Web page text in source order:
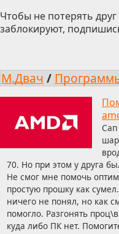
Чтобы не потерять
заблокируют,
М.Двач /
Сап
70. Но при этом у друга
Не смог мне помочь
простую прошку как
ничего не понял, но как
помогло. Разгонять
куда либо ПК нет.